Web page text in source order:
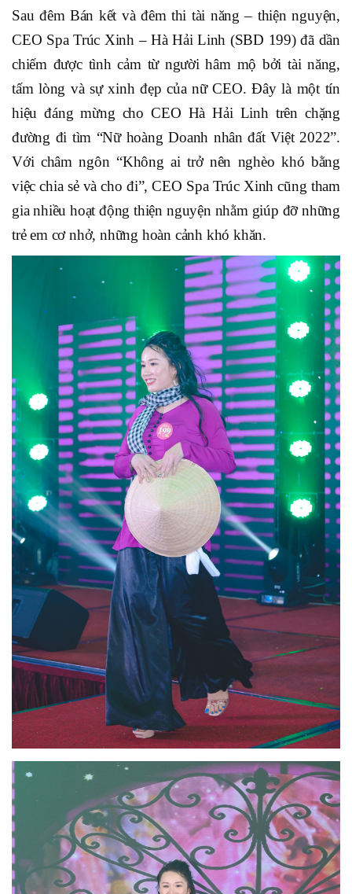
Sau đêm Bán kết và đêm thi tài năng – thiện nguyện,
CEO Spa Trúc Xinh – Hà Hải Linh (SBD 199) đã dần
chiếm được tình cảm từ người hâm mộ bởi tài năng,
tấm lòng và sự xinh đẹp của nữ CEO. Đây là một tín
hiệu đáng mừng cho CEO Hà Hải Linh trên chặng
đường đi tìm “Nữ hoàng Doanh nhân đất Việt 2022”.
Với châm ngôn “Không ai trở nên nghèo khó bằng
việc chia sẻ và cho đi”, CEO Spa Trúc Xinh cũng tham
gia nhiều hoạt động thiện nguyện nhằm giúp đỡ những
trẻ em cơ nhở, những hoàn cảnh khó khăn.